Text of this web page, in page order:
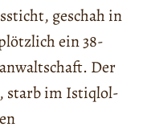
geschah in
ein 38-
Der
starb im Istiqlol-